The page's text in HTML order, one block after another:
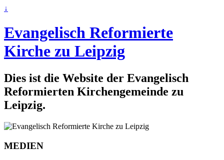
↓
Evangelisch Reformierte
Kirche zu Leipzig
Dies ist die Website der Evangelisch
Reformierten Kirchengemeinde zu
Leipzig.
MEDIEN